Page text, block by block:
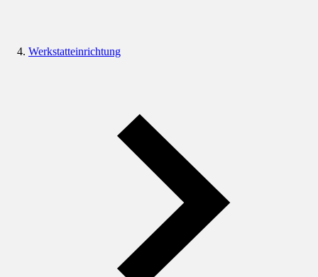
Werkstatteinrichtung